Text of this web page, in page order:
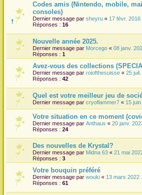
Codes amis (Nintendo, mobile,
consoles)
Dernier message par sheyru « 17 févr. 2016
Réponses : 16
Nouvelle année 2025.
Dernier message par Morcego « 08 janv.
Réponses : 1
Avez-vous des collections
Dernier message par roiofthesuisse « 25
Réponses : 42
Quel est votre meilleur jeu de
Dernier message par cryoflammer7 « 15
Votre situation en ce moment
Dernier message par Anthaus « 20 janv.
Réponses : 24
Des nouvelles de Krystal?
Dernier message par Midna 63 « 21 mai
Réponses : 3
Votre bouquin préféré
Dernier message par wouki « 13 mars 2022
Réponses : 61